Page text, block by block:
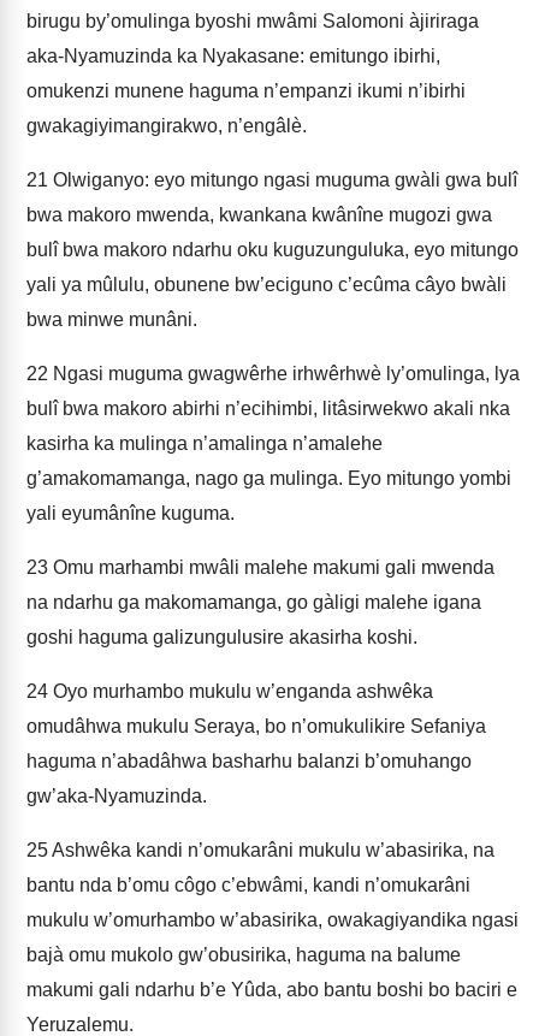
birugu by’omulinga byoshi mwâmi Salomoni àjiriraga
aka-Nyamuzinda ka Nyakasane: emitungo ibirhi,
omukenzi munene haguma n’empanzi ikumi n’ibirhi
gwakagiyimangirakwo, n’engâlè.
21 Olwiganyo: eyo mitungo ngasi muguma gwàli gwa bulî
bwa makoro mwenda, kwankana­ kwânîne mugozi gwa
bulî bwa makoro ndarhu oku kuguzunguluka, eyo mitu­ngo
yali ya mûlulu, obunene bw’eciguno c’ecûma câyo bwàli
bwa minwe munâni.
22 Ngasi muguma gwagwêrhe irhwêrhwè ly’omulinga, lya
bulî bwa makoro abirhi n’ecihimbi, litâsirwekwo akali nka
kasirha ka mulinga n’amalinga n’amalehe
g’amakomamanga, nago ga mulinga. Eyo mitungo yombi
yali eyumânîne kuguma.
23 Omu marhambi mwâli malehe makumi gali mwenda
na ndarhu ga makomamanga, go gàligi malehe igana
goshi haguma galizungulusire akasirha koshi.
24 Oyo murhambo mukulu w’enganda ashwêka
omudâhwa mukulu Seraya, bo n’omukulikire Sefaniya
haguma n’abadâhwa basharhu balanzi b’omuhango
gw’aka-Nyamuzinda.
25Ashwêka kandi n’omukarâni mukulu w’abasirika, na
bantu nda b’omu côgo c’ebwâmi, kandi n’omukarâni
mukulu w’omurhambo w’abasirika, owakagiyandika ngasi
bajà omu mukolo gw’obusirika, haguma na balume
makumi gali ndarhu b’e Yûda, abo bantu boshi bo baciri e
Yeruzalemu.